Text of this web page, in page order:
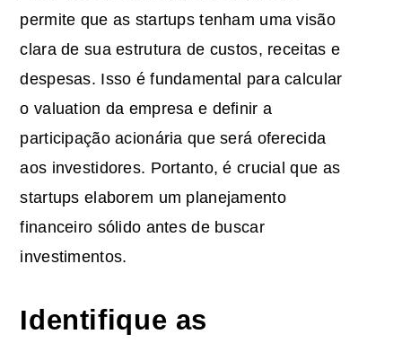
permite que as startups tenham uma visão
clara de sua estrutura de custos, receitas e
despesas. Isso é fundamental para calcular
o valuation da empresa e definir a
participação acionária que será oferecida
aos investidores. Portanto, é crucial que as
startups elaborem um planejamento
financeiro sólido antes de buscar
investimentos.
Identifique as